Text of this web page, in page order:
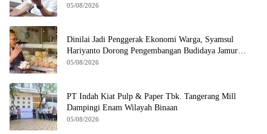
05/08/2026
Dinilai Jadi Penggerak Ekonomi Warga, Syamsul
Hariyanto Dorong Pengembangan Budidaya Jamur
Crispy di Serpong
05/08/2026
PT Indah Kiat Pulp & Paper Tbk. Tangerang Mill
Dampingi Enam Wilayah Binaan
05/08/2026